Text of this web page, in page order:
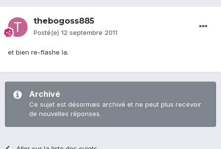
thebogoss885
Posté(e) 12 septembre 2011
et bien re-flashe la.
Archivé
Ce sujet est désormais archivé et ne peut plus recevoir
de nouvelles réponses.